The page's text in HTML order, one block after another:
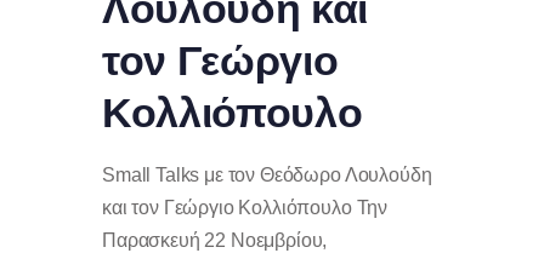
τον Γεώργιο
Κολλιόπουλο
Small Talks με τον Θεόδωρο Λουλούδη
και τον Γεώργιο Κολλιόπουλο Την
Παρασκευή 22 Νοεμβρίου,